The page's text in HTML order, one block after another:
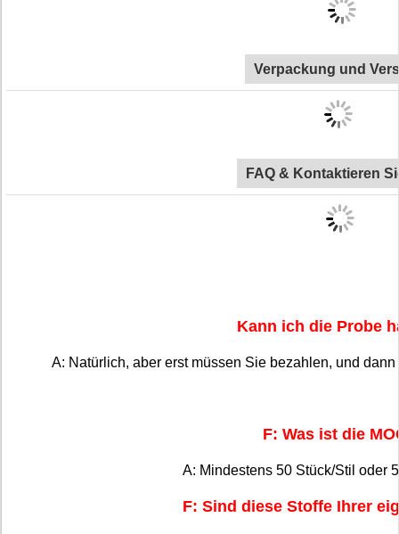
Verpackung und
FAQ & Kontaktieren
Kann ich die Probe
A: Natürlich, aber erst müssen Sie bezahlen, und
F: Was ist die
A: Mindestens 50 Stück/Stil oder
F: Sind diese Stoffe Ihrer